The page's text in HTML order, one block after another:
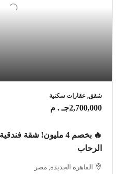
شقق, عقارات سكنية
2,700,000جـ . م
🔥 بخصم 4 مليون! شقة
الرحاب
القاهرة الجديدة, مصر